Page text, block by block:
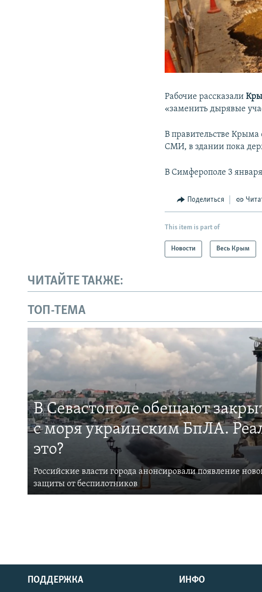
Рабочие рассказали
«заменить дырявые
В правительстве
СМИ, в здании пока
В Симферополе 3
Поделиться
This item is part of
Новости Весь Крым
ЧИТАЙТЕ ТАКЖЕ:
ТОП-ТЕМА
В Севастополе обещают
с моря украинским БпЛА.
это?
Российские власти города анонсировали появление
защиты от беспилотников
ПОДДЕРЖКА ИНФО